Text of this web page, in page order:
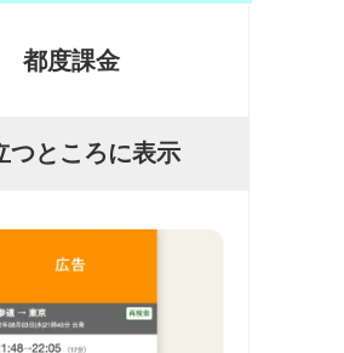
都度課金
つところに表示